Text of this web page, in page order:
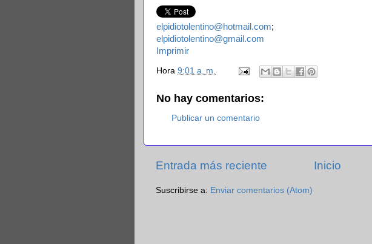
elpidiotolentino@hotmail.com;
elpidiotolentino@gmail.com
Imprimir
Hora 9:01 a. m.
No hay comentarios:
Publicar un comentario
Entrada más reciente Inicio
Suscribirse a: Enviar comentarios (Atom)